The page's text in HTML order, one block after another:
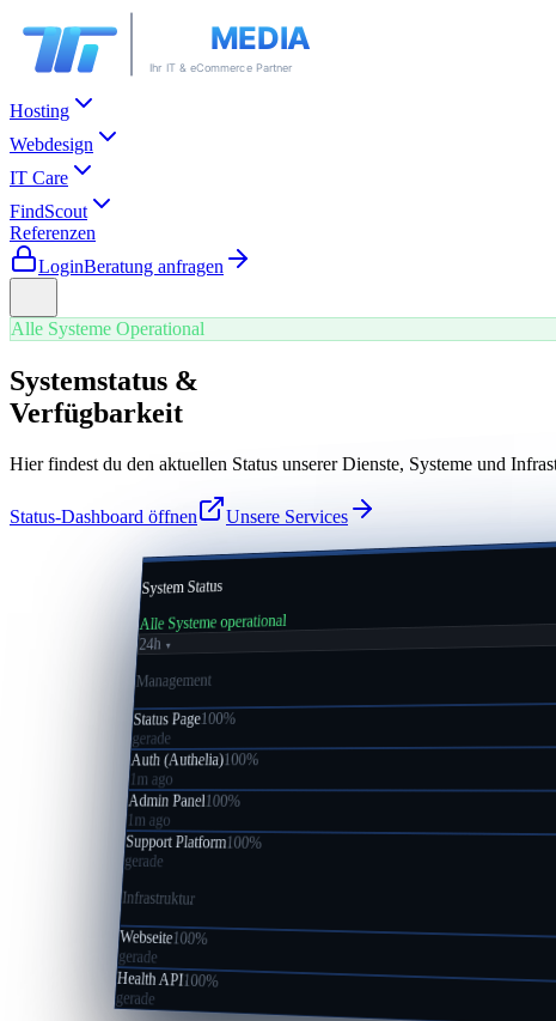
Hosting
Webdesign
IT Care
FindScout
Referenzen
LoginBeratung anfragen
Alle Systeme Operational
Systemstatus &
Verfügbarkeit
Hier findest du den aktuellen Status unserer Dienste, Systeme und
Status-Dashboard öffnen Unsere Services
System Status
Alle Systeme operational
24h ▼
Management
Status Page100%
gerade
Auth (Authelia)100%
1m ago
Admin Panel100%
1m ago
Support Platform100%
gerade
Infrastruktur
Webseite100%
gerade
Health API100%
gerade